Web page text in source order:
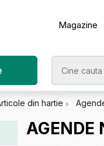
Magazine
din hartie
AGENDE